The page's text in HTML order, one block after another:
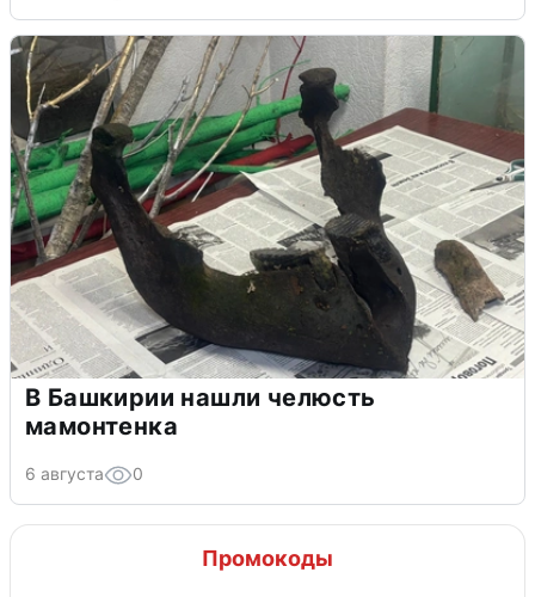
В Башкирии нашли челюсть
мамонтенка
6 августа 0
Промокоды